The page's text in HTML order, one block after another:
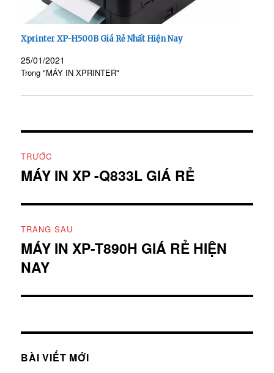
Xprinter XP-H500B Giá Rẻ Nhất Hiện Nay
25/01/2021
Trong "MÁY IN XPRINTER"
hướng
viết
TRƯỚC
Bài
trước:
MÁY IN XP -Q833L GIÁ RẺ
TRANG SAU
Bài
tiếp
MÁY IN XP-T890H GIÁ RẺ HIỆN
NAY
BÀI VIẾT MỚI